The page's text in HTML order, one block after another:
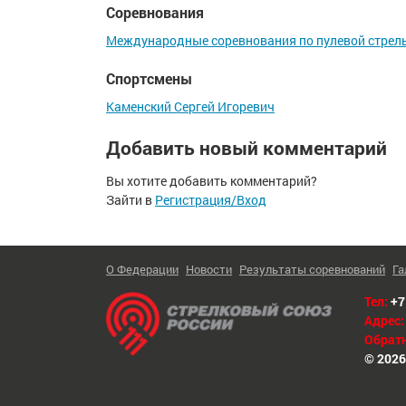
Соревнования
Международные соревнования по пулевой
Спортсмены
Каменский Сергей Игоревич
Добавить новый комментарий
Вы хотите добавить комментарий?
Зайти в Регистрация/Вход
О Федерации Новости Результаты соревнований
Тел:
Адрес:
©